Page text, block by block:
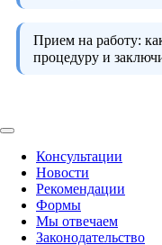
Прием на работу:
процедуру и
Консультации
Новости
Рекомендации
Формы
Мы отвечаем
Законодательство